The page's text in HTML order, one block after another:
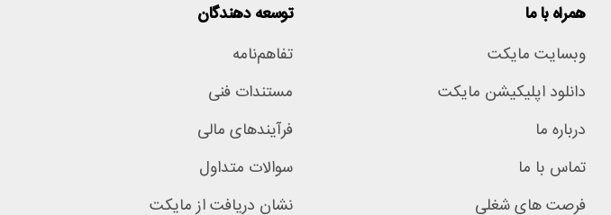
همراه با ما
وبسایت مایکت
دانلود اپلیکیشن مایکت
درباره ما
تماس با ما
فرصت های شغلی
توسعه دهندگان
تفاهم‌نامه
مستندات فنی
فرآیندهای مالی
سوالات متداول
نشان دریافت از مایکت